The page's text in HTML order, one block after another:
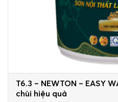
T6.3 – NEWTON – EASY
chùi hiệu quả